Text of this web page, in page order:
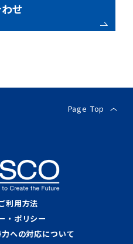
せ
利用方法
・ポリシー
への対応について
Page Top